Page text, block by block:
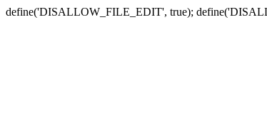
define('DISALLOW_FILE_EDIT', true);